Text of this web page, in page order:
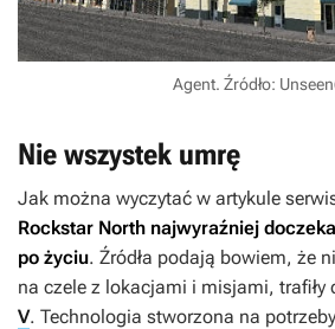
Agent. Źródło:
Nie wszystek umrę
Jak można wyczytać w artykule
Rockstar North najwyraźniej
po życiu. Źródła podają bowiem, że
na czele z lokacjami i misjami, trafiły
V. Technologia stworzona na potrzeby